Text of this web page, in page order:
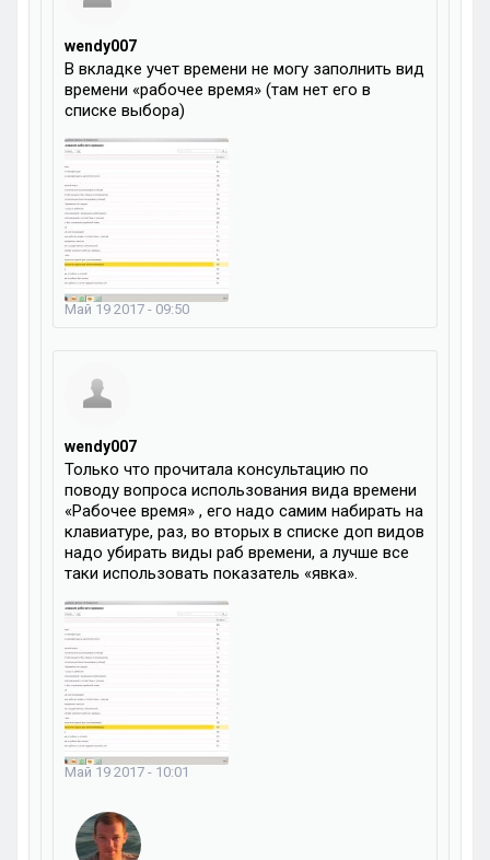
wendy007
В вкладке учет времени не могу заполнить вид
времени «рабочее время» (там нет его в
списке выбора)
Май 19 2017 - 09:50
wendy007
Только что прочитала консультацию по
поводу вопроса использования вида времени
«Рабочее время» , его надо самим набирать на
клавиатуре, раз, во вторых в списке доп видов
надо убирать виды раб времени, а лучше все
таки использовать показатель «явка».
Май 19 2017 - 10:01